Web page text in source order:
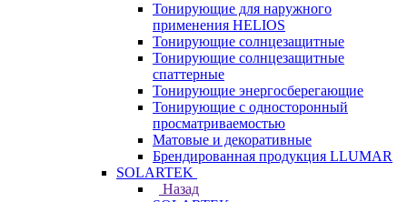
Тонирующие для наружного
применения HELIOS
Тонирующие солнцезащитные
Тонирующие солнцезащитные
спаттерные
Тонирующие энергосберегающие
Тонирующие с односторонный
просматриваемостью
Матовые и декоративные
Брендированная продукция LLUMAR
SOLARTEK
Назад